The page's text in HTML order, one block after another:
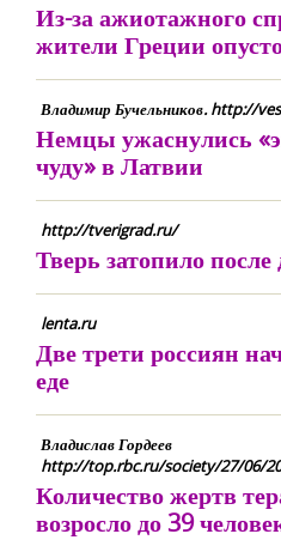
Из-за ажиотажного
жители Греции
Владимир Бучельников. http://
Немцы ужаснулись
чуду» в Латвии
http://tverigrad.ru/
Тверь затопило
lenta.ru
Две трети россиян
еде
Владислав Гордеев
http://top.rbc.ru/society/27/06/
Количество жертв
возросло до 39